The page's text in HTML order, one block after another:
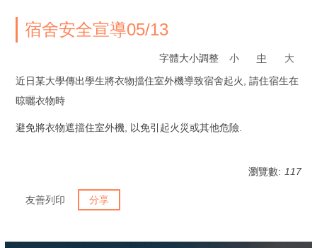
宿舍安全宣導05/13
字體大小調整 小 中
大
近日某大學傳出學生將衣物擋住室外機導致宿舍起火, 請住宿生在
晾曬衣物時
避免將衣物遮擋住室外機, 以免引起火災或其他危險.
瀏覽數: 117
友善列印 分享